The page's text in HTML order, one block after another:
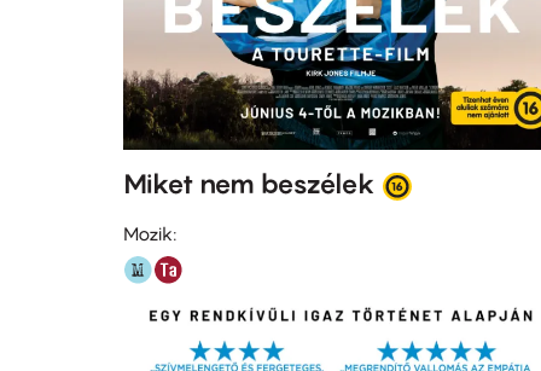
Miket nem beszélek
Mozik: